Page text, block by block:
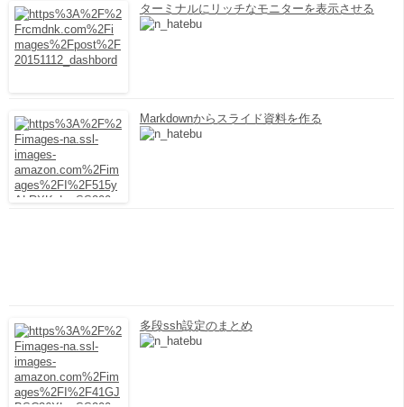
ターミナルにリッチなモニターを表示させる
Markdownからスライド資料を作る
多段ssh設定のまとめ